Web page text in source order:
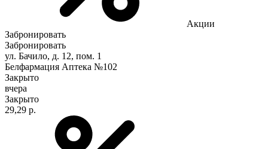
Акции
Забронировать
Забронировать
ул. Бачило, д. 12, пом. 1
Белфармация Аптека №102
Закрыто
вчера
Закрыто
29,29 р.